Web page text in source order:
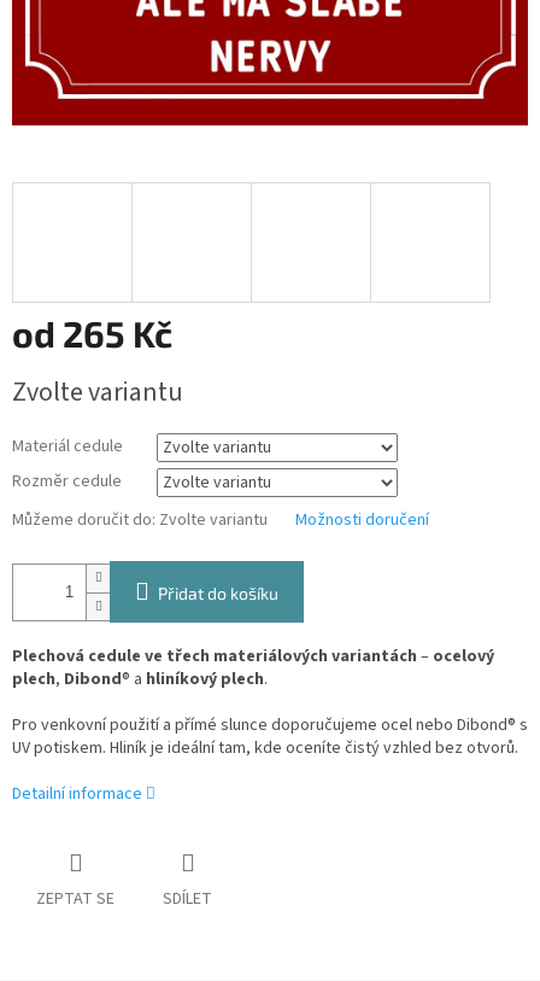
od 265 Kč
cena:
Zvolte variantu
Materiál cedule
Rozměr cedule
Můžeme doručit do: Zvolte variantu Možnosti doručení
Přidat do košíku
Plechová cedule ve třech materiálových variantách – ocelový
plech, Dibond® a hliníkový plech.
Pro venkovní použití a přímé slunce doporučujeme ocel nebo Dibond® s
UV potiskem. Hliník je ideální tam, kde oceníte čistý vzhled bez otvorů.
Detailní informace
ZEPTAT SE SDÍLET